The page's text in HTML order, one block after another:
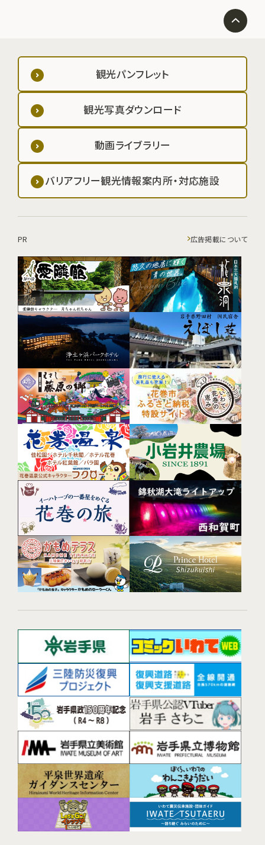
観光パンフレット
観光写真ダウンロード
動画ライブラリー
バリアフリー観光情報案内所・対応施設
PR 広告掲載について